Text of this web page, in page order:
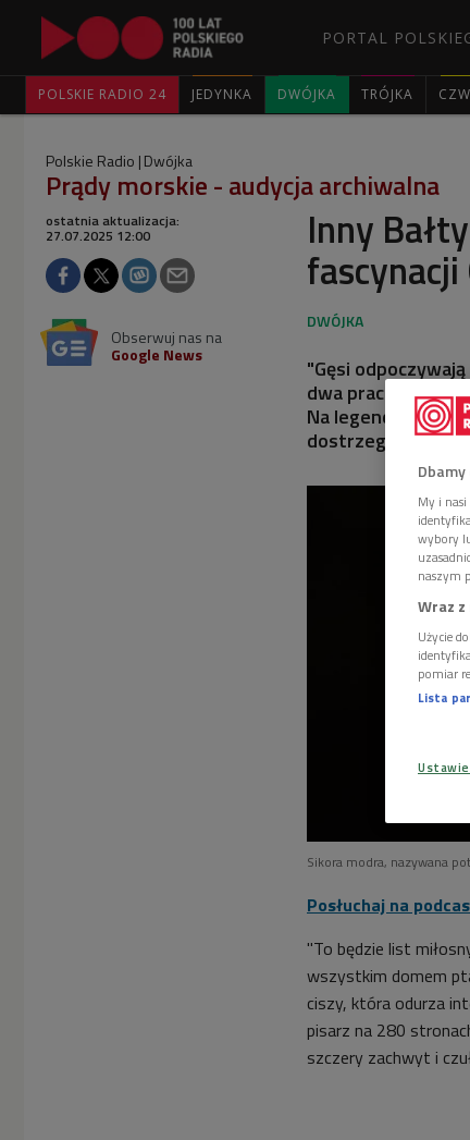
PORTAL
POLSKIE RADIO 24 JEDYNKA DWÓJKA TRÓJKA
Polskie Radio Dwójka
Prądy morskie - audycja archiwalna
Inny
ostatnia aktualizacja:
27.07.2025 12:00
Obserwuj nas na
Google News
"Gęsi
dwa pracowite
Na legendarnej
dostrzegamy
Sikora modra, nazywana
Posłuchaj na
"To będzie list
wszystkim domem
ciszy, która odurza
pisarz na 280
szczery zachwyt i
My i nasi
wybory
naszym
Wraz
Użycie
pomiar
Lista